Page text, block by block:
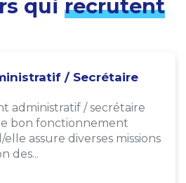
qui recrutent
/ Secrétaire
administratif / secrétaire
bon fonctionnement
assure diverses missions
des...